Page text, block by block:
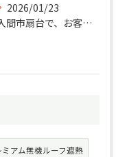
2026/01/23
入間市扇台で、お客様のお家の屋根の塗装作業をしました！初めに...
ミアム無機ルーフ遮熱